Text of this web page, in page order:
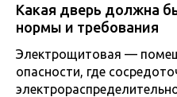
Какая дверь должна
нормы и требования
Электрощитовая —
опасности, где